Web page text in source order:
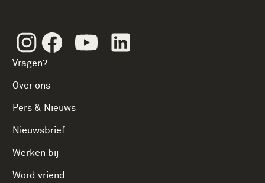
InstagramFacebookYoutube
Vragen?
Over ons
Pers & Nieuws
Nieuwsbrief
Werken bij
Word vriend